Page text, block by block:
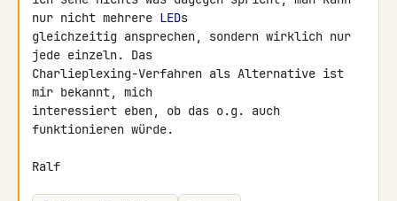
nur nicht mehrere LEDs
gleichzeitig ansprechen, sondern wirklich nur
jede einzeln. Das
Charlieplexing-Verfahren als Alternative ist
mir bekannt, mich
interessiert eben, ob das o.g. auch
funktionieren würde.
Ralf